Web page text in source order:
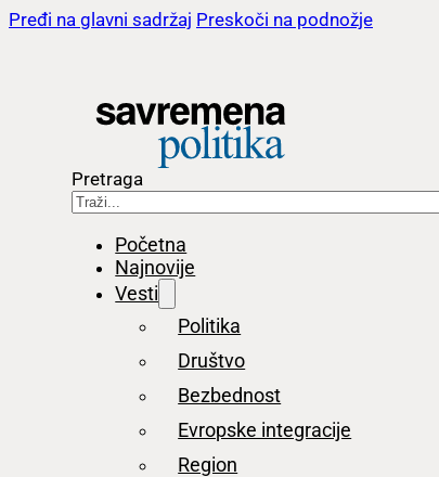
Pređi na glavni sadržaj Preskoči na podnožje
Pretraga
Početna
Najnovije
Vesti
Politika
Društvo
Bezbednost
Evropske integracije
Region